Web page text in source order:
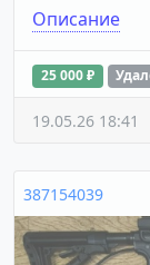
Описание
25 000 ₽
19.05.26 18:41
387154039